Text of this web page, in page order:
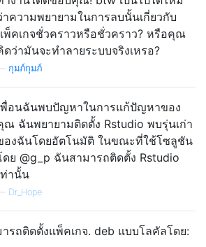
าความพยายามในการลบนั้นเกี่ยวกับ
พ็คเกจชั่วคราวหรือชั่วคราว? หรือคุณ
ดว่ามันจะทำลายระบบจริงเหรอ?
กุมภ์กุมภ์
พื่อนฉันพบปัญหาในการแก้ปัญหาของ
ณ ฉันพยายามติดตั้ง Rstudio พบรุ่นเก่า
องฉันโดยอัตโนมัติ ในขณะที่ใช้โซลูชัน
ดย @g_p ฉันสามารถติดตั้ง Rstudio
ท่านั้น
Dr_Hope
รถติดตั้งแพ็คเกจ. deb แบบโลคัลโดย: